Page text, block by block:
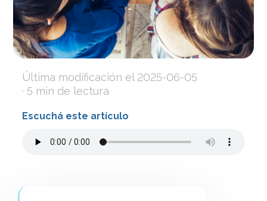
Última modificación el 2025-06-05
· 5 min de lectura
Escuchá este artículo